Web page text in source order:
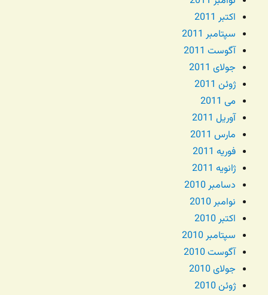
اکتبر 2011
سپتامبر 2011
آگوست 2011
جولای 2011
ژوئن 2011
می 2011
آوریل 2011
مارس 2011
فوریه 2011
ژانویه 2011
دسامبر 2010
نوامبر 2010
اکتبر 2010
سپتامبر 2010
آگوست 2010
جولای 2010
ژوئن 2010